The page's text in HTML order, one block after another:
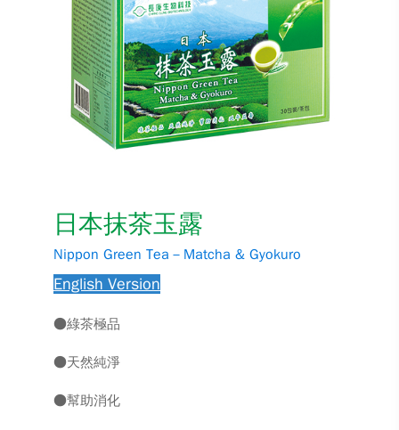
日本抹茶玉露
Nippon Green Tea－Matcha & Gyokuro
English Version
●綠茶極品
●天然純淨
●幫助消化